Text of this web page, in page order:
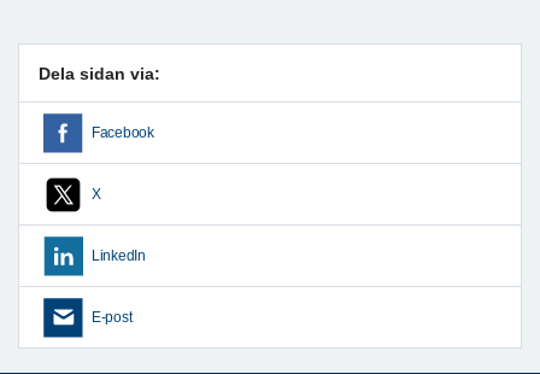
Dela sidan via:
Facebook
X
LinkedIn
E-post